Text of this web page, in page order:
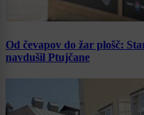
Od čevapov do žar plošč:
navdušil Ptujčane